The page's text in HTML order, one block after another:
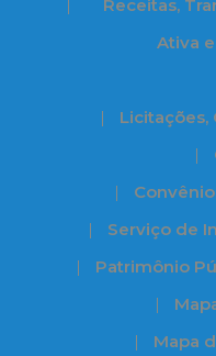
Receitas,
Ativa
Licitações,
Serviço de
Patrimônio
Mapa